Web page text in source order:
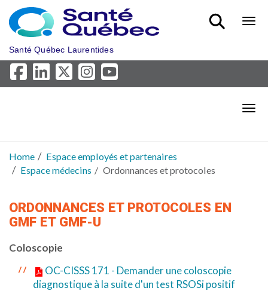
Skip to main content
Santé Québec Laurentides
Home
Espace employés et partenaires
Espace médecins
Ordonnances et protocoles
ORDONNANCES ET PROTOCOLES EN
GMF ET GMF-U
Coloscopie
OC-CISSS 171 - Demander une coloscopie
diagnostique à la suite d'un test RSOSi positif